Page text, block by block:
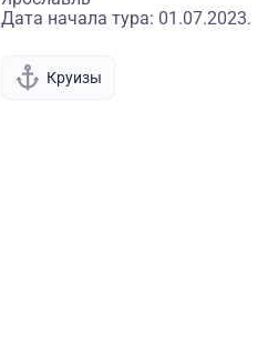
Дата начала тура: 01.07.2023.
Круизы